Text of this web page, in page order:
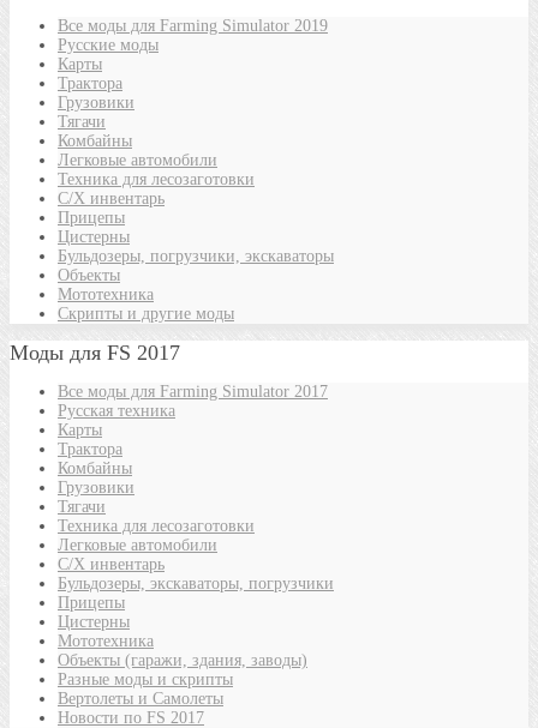
Все моды для Farming Simulator 2019
Русские моды
Карты
Трактора
Грузовики
Тягачи
Комбайны
Легковые автомобили
Техника для лесозаготовки
С/Х инвентарь
Прицепы
Цистерны
Бульдозеры, погрузчики, экскаваторы
Объекты
Мототехника
Скрипты и другие моды
Моды для FS 2017
Все моды для Farming Simulator 2017
Русская техника
Карты
Трактора
Комбайны
Грузовики
Тягачи
Техника для лесозаготовки
Легковые автомобили
С/Х инвентарь
Бульдозеры, экскаваторы, погрузчики
Прицепы
Цистерны
Мототехника
Объекты (гаражи, здания, заводы)
Разные моды и скрипты
Вертолеты и Самолеты
Новости по FS 2017